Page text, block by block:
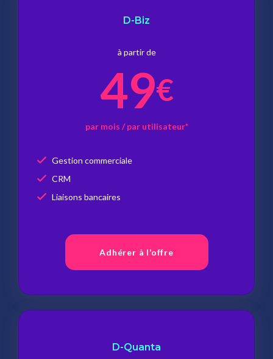
D-Biz
à partir de
49€
par mois / par utilisateur*
Gestion commerciale
CRM
Liaisons bancaires
Adhérer à l’offre
D-Quanta